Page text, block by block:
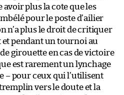
avoir plus la cote que les
pour le poste d’ailier
n’a plus le droit de critiquer
et pendant un tournoi au
girouette en cas de victoire
est rarement un lynchage
– pour ceux qui l’utilisent
vers le doute et la